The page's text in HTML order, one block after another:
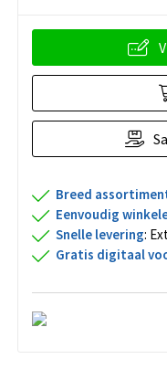
Breed
Eenvoudig
Snelle levering:
Gratis digitaal